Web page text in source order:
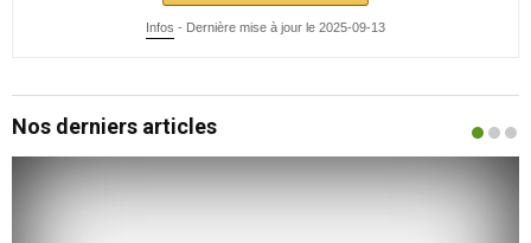
Infos - Dernière mise à jour le 2025-09-13
Nos derniers articles